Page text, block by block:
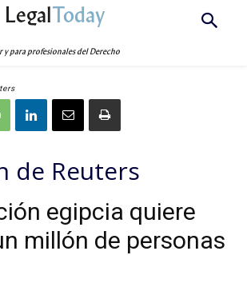
LegalToday
y para profesionales del Derecho
de Reuters
egipcia quiere
millón de personas